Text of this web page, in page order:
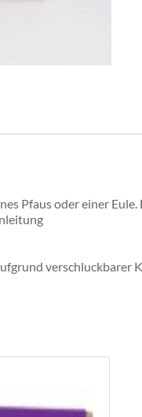
Pfaus oder einer
verschluckbarer